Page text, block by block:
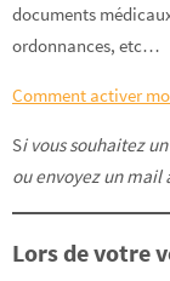
documents
ordonnances, etc…
Comment activer
Si vous souhaitez
ou envoyez un mail
Lors de votre